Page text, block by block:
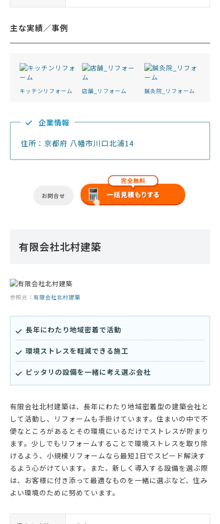
主な実績／事例
キッチンリフォーム 店舗_リフォーム 鍼灸院_リフォーム
企業情報
住所：京都府 八幡市川口北浦14
お問合せ
有限会社北村建築
参照元： 有限会社北村建築
長年にわたり地域密着で活動
環境ストレスを軽減できる施工
ピッタリの設備を一緒に考え選ぶ会社
有限会社北村建築は、長年にわたり地域密着型の建築会社と
して活動し、リフォームも手掛けています。住まいの中で不
便なところがあるとその環境にいるだけでストレスが貯まり
ます。少しでもリフォームすることで環境ストレスを取り除
けるよう、小規模リフォームなら最短1日でスピード解決す
るよう心がけています。また、新しく導入する設備を選ぶ際
は、お客様に付き添って最適なものを一緒に選ぶなど、住み
よい環境のために努めています。